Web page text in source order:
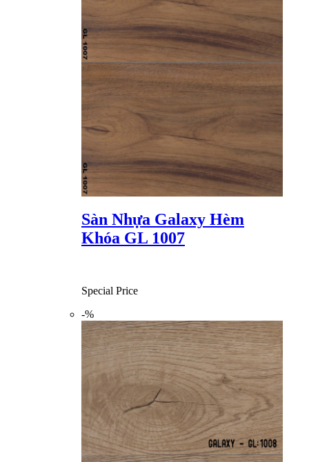
Sàn Nhựa Galaxy Hèm
Khóa GL 1007
Special Price
-%